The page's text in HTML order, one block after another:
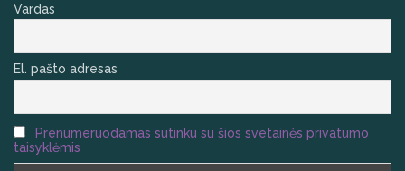
Vardas
El. pašto adresas
Prenumeruodamas sutinku su šios svetainės privatumo
taisyklėmis